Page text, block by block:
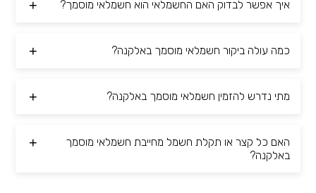
איך אפשר לבדוק האם החשמלאי הוא חשמלאי מוסמך?
כמה עולה ביקור חשמלאי מוסמך באלקנה?
מתי נדרש להזמין חשמלאי מוסמך באלקנה?
האם כל קצר או תקלת חשמל מחייבת חשמלאי מוסמך
באלקנה?